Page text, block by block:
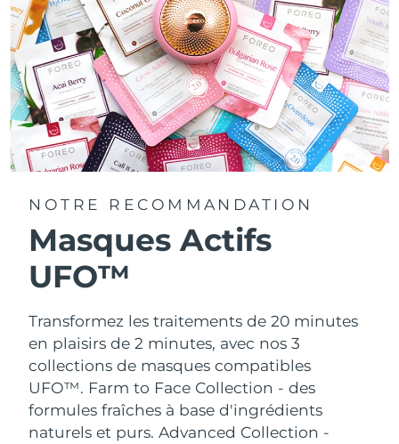
NOTRE RECOMMANDATION
Masques Actifs
UFO™
Transformez les traitements de 20 minutes
en plaisirs de 2 minutes, avec nos 3
collections de masques compatibles
UFO™. Farm to Face Collection - des
formules fraîches à base d'ingrédients
naturels et purs. Advanced Collection -